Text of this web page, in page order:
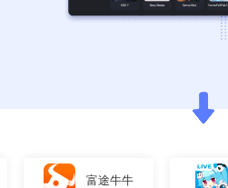
富途牛牛